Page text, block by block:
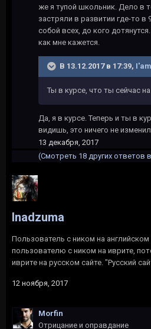
же я тупой школьник. Дело в
застряли в развитии где-то в
собой всех, до кого
как мне кажется.
В 13.12.2017 в 17:39,
Ты в курсе, что ты сейчас
Да, я в курсе. Теперь и ты в
видишь, это ничего не
13 декабря, 2017
(Смотреть 18 других ответов
Inadzuma
Пользователь с ником на английском
пользователю с ником на иврите,
иврите на русском сайте. "Русский
12 ноября, 2017
Morfin
Отрицание и оправдание